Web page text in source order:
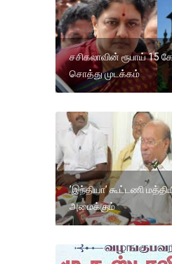
சசிகலாவின் ரூபாய் 15
சொத்து முடக்கம்
’இந்தியா’ கூட்டணி
அமைக்கும்